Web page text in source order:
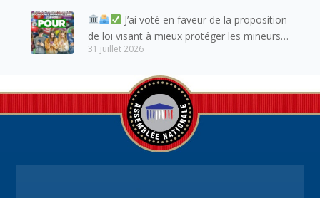
J’ai voté en faveur de la proposition
de loi visant à mieux protéger les mineurs
des risques liés à l’utilisation des réseaux
31 juillet 2026